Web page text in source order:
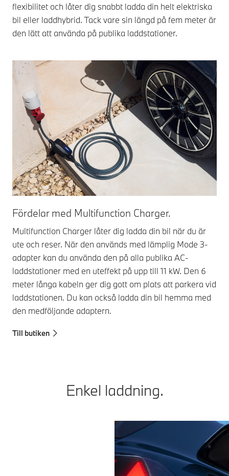
flexibilitet och låter dig snabbt ladda din helt elektriska
bil eller laddhybrid. Tack vare sin längd på fem meter är
den lätt att använda på publika laddstationer.
Fördelar med Multifunction Charger.
Multifunction Charger låter dig ladda din bil när du är
ute och reser. När den används med lämplig Mode 3-
adapter kan du använda den på alla publika AC-
laddstationer med en uteffekt på upp till 11 kW. Den 6
meter långa kabeln ger dig gott om plats att parkera vid
laddstationen. Du kan också ladda din bil hemma med
den medföljande adaptern.
Till butiken
Enkel laddning.